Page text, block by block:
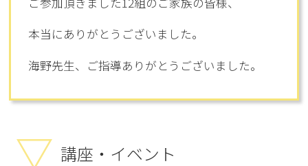
本当にありがとうございました。
海野先生、ご指導ありがとうございました。
講座・イベント